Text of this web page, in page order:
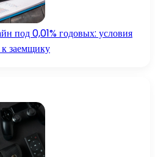
под 0,01% годовых: условия
заемщику